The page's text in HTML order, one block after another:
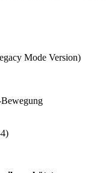
Mode Version)